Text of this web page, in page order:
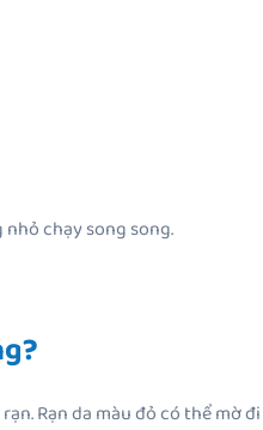
chạy song song.
Rạn da màu đỏ có thể mờ